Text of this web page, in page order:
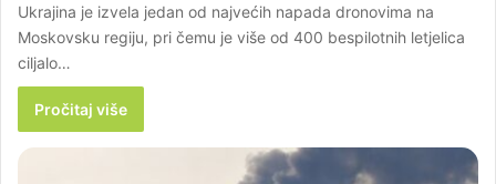
Ukrajina je izvela jedan od najvećih napada dronovima na
Moskovsku regiju, pri čemu je više od 400 bespilotnih letjelica
ciljalo…
Pročitaj više